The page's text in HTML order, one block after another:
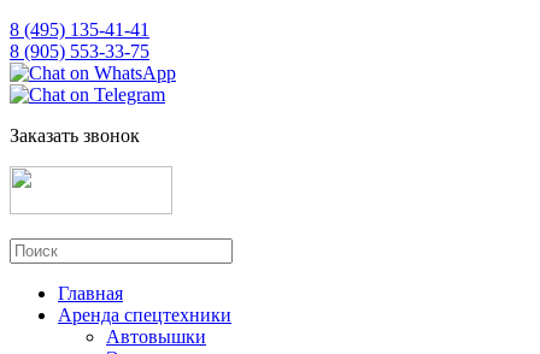
8 (495) 135-41-41
8 (905) 553-33-75
Заказать звонок
Главная
Аренда спецтехники
Автовышки